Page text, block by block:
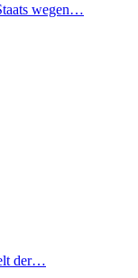
wegen…
der…